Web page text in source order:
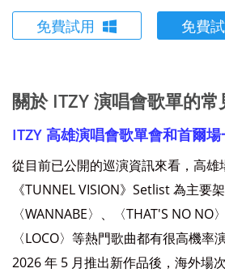
免費試用 免費
關於 ITZY 演唱會歌單的常
ITZY 高雄演唱會歌單會和首爾場
從目前已公開的巡演資訊來看，高
《TUNNEL VISION》Setlist 為主要
〈WANNABE〉、〈THAT'S NO NO
〈LOCO〉等熱門歌曲都有很高機率
2026 年 5 月推出新作品後，海外場